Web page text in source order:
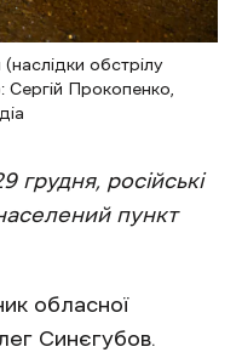
обстрілу
Прокопенко,
грудня, російські
пункт
обласної
Синєгубов.